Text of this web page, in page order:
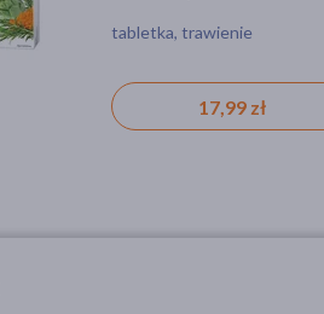
tabletka, trawienie
17,99 zł
tabletka
18,59 zł